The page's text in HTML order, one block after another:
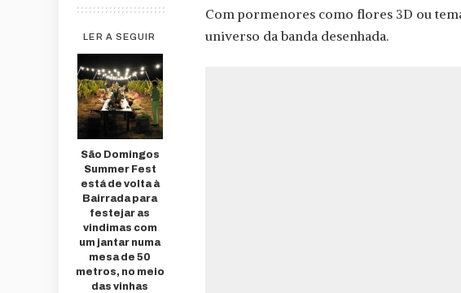
LER A SEGUIR
São Domingos
Summer Fest
está de volta à
Bairrada para
festejar as
vindimas com
um jantar numa
mesa de 50
metros, no meio
das vinhas
Com pormenores como flores 3D ou
universo da banda desenhada.